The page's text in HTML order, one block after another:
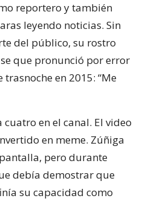
reportero y también
leyendo noticias. Sin
del público, su rostro
que pronunció por error
en 2015: “Me
en el canal. El video
en meme. Zúñiga
pero durante
debía demostrar que
su capacidad como